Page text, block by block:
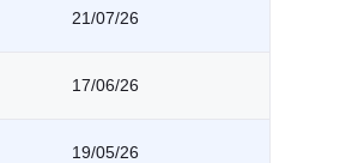
21/07/26
17/06/26
19/05/26